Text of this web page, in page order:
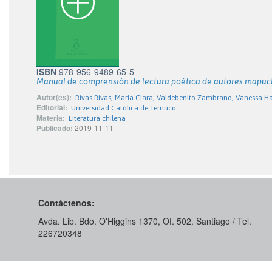
ISBN 978-956-9489-65-5
Manual de comprensión de lectura poética de autores
Autor(es): Rivas Rivas, María Clara; Valdebenito Zambrano, Vanessa
Editorial: Universidad Católica de Temuco
Materia: Literatura chilena
Publicado: 2019-11-11
Contáctenos:
Avda. Lib. Bdo. O'Higgins 1370, Of. 502. Santiago / Tel.
226720348